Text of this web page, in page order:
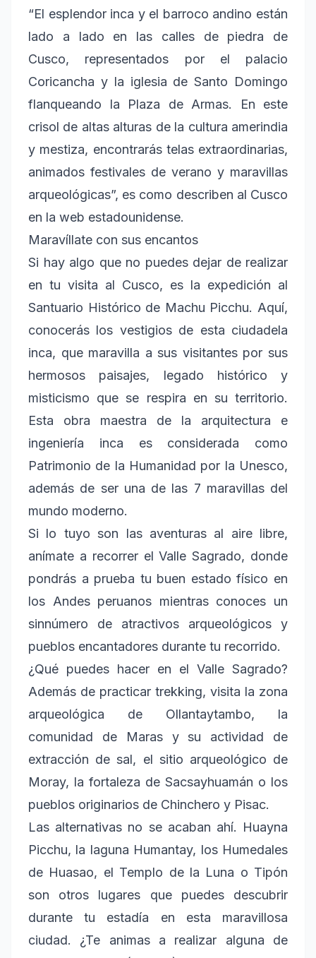
“El esplendor inca y el barroco andino están
lado a lado en las calles de piedra de
Cusco, representados por el palacio
Coricancha y la iglesia de Santo Domingo
flanqueando la Plaza de Armas. En este
crisol de altas alturas de la cultura amerindia
y mestiza, encontrarás telas extraordinarias,
animados festivales de verano y maravillas
arqueológicas”, es como describen al Cusco
en la web estadounidense.
Maravíllate con sus encantos
Si hay algo que no puedes dejar de realizar
en tu visita al Cusco, es la expedición al
Santuario Histórico de Machu Picchu. Aquí,
conocerás los vestigios de esta ciudadela
inca, que maravilla a sus visitantes por sus
hermosos paisajes, legado histórico y
misticismo que se respira en su territorio.
Esta obra maestra de la arquitectura e
ingeniería inca es considerada como
Patrimonio de la Humanidad por la Unesco,
además de ser una de las 7 maravillas del
mundo moderno.
Si lo tuyo son las aventuras al aire libre,
anímate a recorrer el Valle Sagrado, donde
pondrás a prueba tu buen estado físico en
los Andes peruanos mientras conoces un
sinnúmero de atractivos arqueológicos y
pueblos encantadores durante tu recorrido.
¿Qué puedes hacer en el Valle Sagrado?
Además de practicar trekking, visita la zona
arqueológica de Ollantaytambo, la
comunidad de Maras y su actividad de
extracción de sal, el sitio arqueológico de
Moray, la fortaleza de Sacsayhuamán o los
pueblos originarios de Chinchero y Pisac.
Las alternativas no se acaban ahí. Huayna
Picchu, la laguna Humantay, los Humedales
de Huasao, el Templo de la Luna o Tipón
son otros lugares que puedes descubrir
durante tu estadía en esta maravillosa
ciudad. ¿Te animas a realizar alguna de